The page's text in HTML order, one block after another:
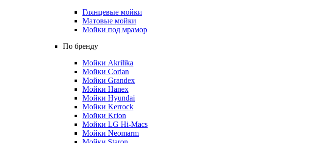
Глянцевые мойки
Матовые мойки
Мойки под мрамор
По бренду
Мойки Akrilika
Мойки Corian
Мойки Grandex
Мойки Hanex
Мойки Hyundai
Мойки Kerrock
Мойки Krion
Мойки LG Hi-Macs
Мойки Neomarm